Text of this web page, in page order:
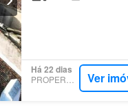
Há 22 dias
PROPERSTAR Ver